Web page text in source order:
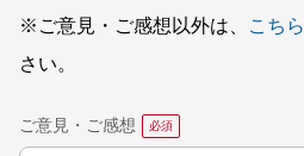
※ご意見・ご感想以外は、
こちら
さい。
ご意見・ご感想